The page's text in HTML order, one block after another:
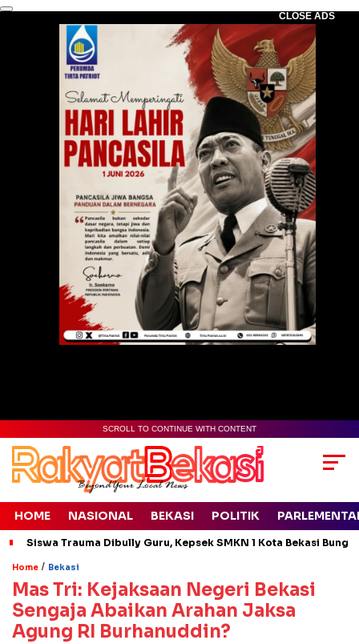
CLOSE ADS
SCROLL TO CONTINUE WITH CONTENT
HOME NASIONAL BEKASI POLITIK
Siswa Trauma Dibully Guru, Kepsek SMKN 1 Kota Bekasi
Home / Bekasi
Mas Tri: Kejaksaan Negeri Bekasi
Sengaja Abaikan Arahan Jaksa
Agung RI Burhanuddin?